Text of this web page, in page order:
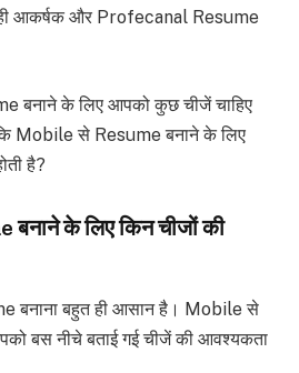
ही आकर्षक और Profecanal Resume
बनाने के लिए आपको कुछ चीजें चाहिए
Mobile से Resume बनाने के लिए
है?
के लिए किन चीजों की
बनाना बहुत ही आसान है। Mobile से
बस नीचे बताई गई चीजें की आवश्यकता